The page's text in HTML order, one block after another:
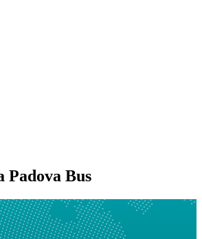
Padova Bus